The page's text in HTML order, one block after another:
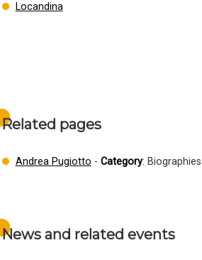
Locandina
Related pages
Andrea Pugiotto - Category: Biographies
News and related events